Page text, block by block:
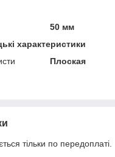
50 мм
характеристики
Плоская
тільки по передоплаті.